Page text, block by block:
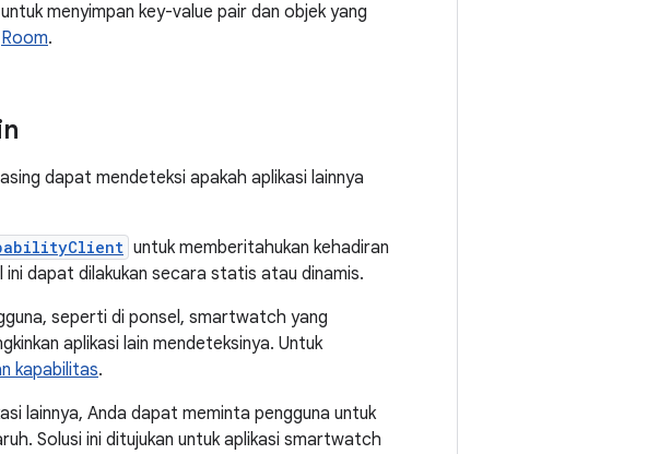
untuk menyimpan key-value pair dan objek yang
Room.
dapat mendeteksi apakah aplikasi lainnya
untuk memberitahukan kehadiran
dapat dilakukan secara statis atau dinamis.
seperti di ponsel, smartwatch yang
aplikasi lain mendeteksinya. Untuk
kapabilitas.
lainnya, Anda dapat meminta pengguna untuk
Solusi ini ditujukan untuk aplikasi smartwatch